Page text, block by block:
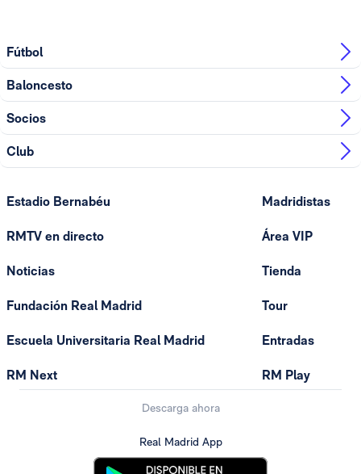
Fútbol
Baloncesto
Socios
Club
Estadio Bernabéu
RMTV en directo
Noticias
Fundación Real Madrid
Escuela Universitaria Real Madrid
RM Next
Madridistas
Área VIP
Tienda
Tour
Entradas
RM Play
Descarga ahora
Real Madrid App